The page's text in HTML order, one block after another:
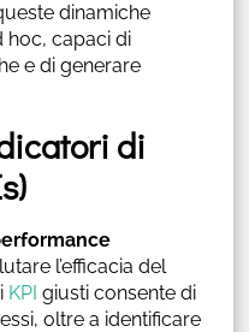
dinamiche
hoc, capaci di
e di generare
di
l’efficacia del
KPI giusti consente di
oltre a identificare